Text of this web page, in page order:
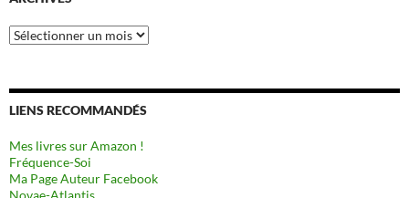
Archives
LIENS RECOMMANDÉS
Mes livres sur Amazon !
Fréquence-Soi
Ma Page Auteur Facebook
Novae-Atlantis